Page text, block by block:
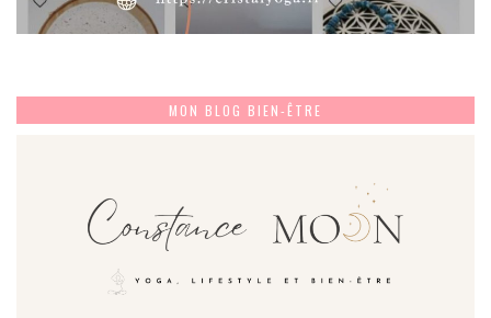
MON BLOG BIEN-ÊTRE